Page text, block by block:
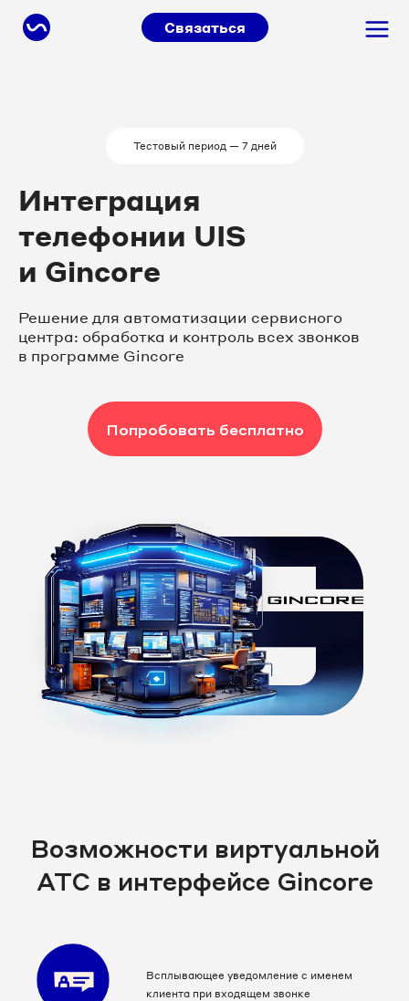
Связаться
Тестовый период — 7 дней
Интеграция
телефонии UIS
и Gincore
Решение для автоматизации сервисного
центра: обработка и контроль всех звонков
в программе Gincore
Попробовать бесплатно
Возможности виртуальной
АТС в интерфейсе Gincore
Всплывающее уведомление с именем
клиента при входящем звонке